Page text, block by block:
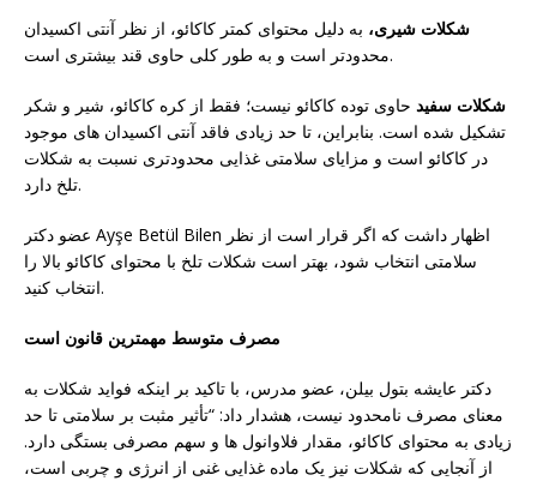
شکلات شیری، به دلیل محتوای کمتر کاکائو، از نظر آنتی اکسیدان
محدودتر است و به طور کلی حاوی قند بیشتری است.
شکلات سفید حاوی توده کاکائو نیست؛ فقط از کره کاکائو، شیر و شکر
تشکیل شده است. بنابراین، تا حد زیادی فاقد آنتی اکسیدان های موجود
در کاکائو است و مزایای سلامتی غذایی محدودتری نسبت به شکلات
تلخ دارد.
عضو دکتر Ayşe Betül Bilen اظهار داشت که اگر قرار است از نظر
سلامتی انتخاب شود، بهتر است شکلات تلخ با محتوای کاکائو بالا را
انتخاب کنید.
مصرف متوسط ​​مهمترین قانون است
دکتر عایشه بتول بیلن، عضو مدرس، با تاکید بر اینکه فواید شکلات به
معنای مصرف نامحدود نیست، هشدار داد: “تأثیر مثبت بر سلامتی تا حد
زیادی به محتوای کاکائو، مقدار فلاوانول ها و سهم مصرفی بستگی دارد.
از آنجایی که شکلات نیز یک ماده غذایی غنی از انرژی و چربی است،